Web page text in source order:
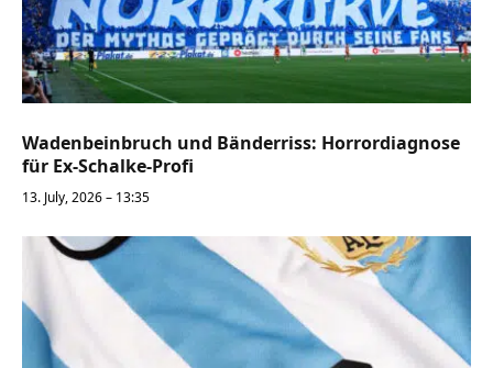
Wadenbeinbruch und Bänderriss: Horrordiagnose
für Ex-Schalke-Profi
13. July, 2026 – 13:35